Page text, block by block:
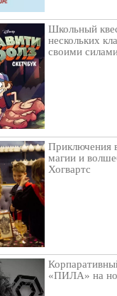
Школьный
нескольких
своими
Приключения
магии и
Хогвартс
«ПИЛА» на